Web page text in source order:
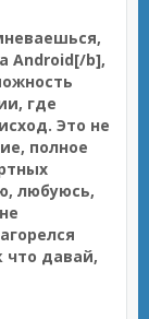
Android[/b],
где
Это не
полное
любуюсь,
что давай,